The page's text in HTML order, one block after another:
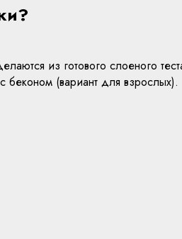
из готового слоеного
(вариант для взрослых).